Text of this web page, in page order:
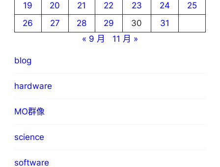
19
20 21 22 23 24
25
26
27 28 29 30
31
« 9 月
11 月 »
blog
hardware
MO群像
science
software